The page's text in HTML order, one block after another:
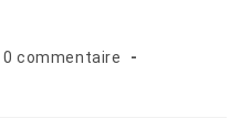
0 commentaire